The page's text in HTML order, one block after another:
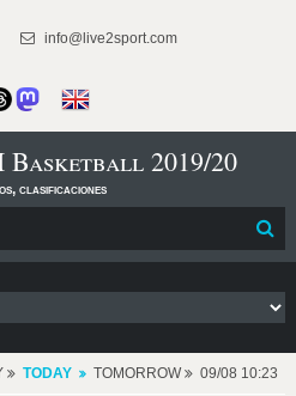
info@live2sport.com
2019/20
clasificaciones
TODAY TOMORROW 09/08 10:23